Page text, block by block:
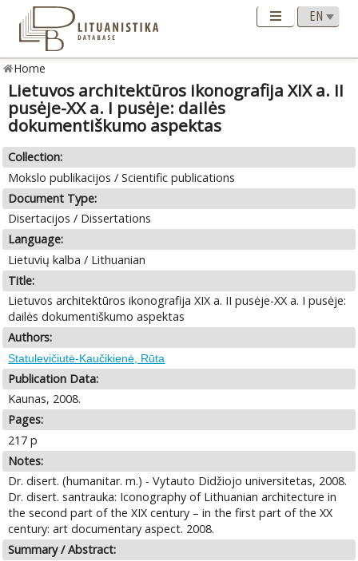
Home
Lietuvos architektūros ikonografija XIX a. II
pusėje-XX a. I pusėje: dailės
dokumentiškumo aspektas
Collection:
Mokslo publikacijos / Scientific publications
Document Type:
Disertacijos / Dissertations
Language:
Lietuvių kalba / Lithuanian
Title:
Lietuvos architektūros ikonografija XIX a. II pusėje-XX a. I pusėje:
dailės dokumentiškumo aspektas
Authors:
Statulevičiutė-Kaučikienė, Rūta
Publication Data:
Kaunas, 2008.
Pages:
217 p
Notes:
Dr. disert. (humanitar. m.) - Vytauto Didžiojo universitetas, 2008.
Dr. disert. santrauka: Iconography of Lithuanian architecture in
the second part of the XIX century – in the first part of the XX
century: art documentary aspect. 2008.
Summary / Abstract: